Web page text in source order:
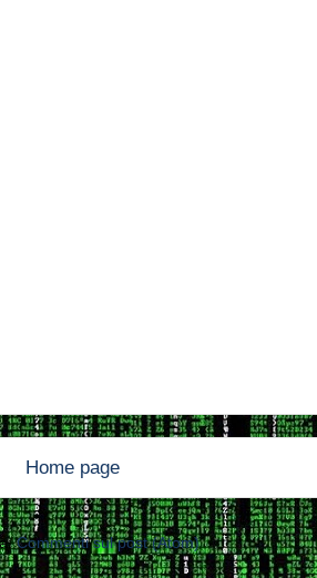
Home page
Commenti sul post (Atom)